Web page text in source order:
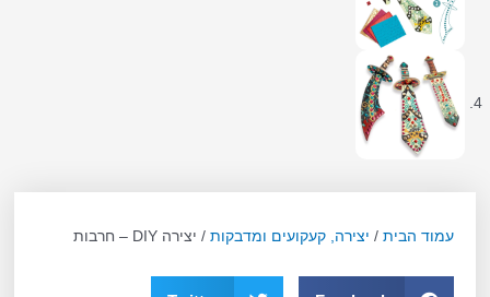
עמוד הבית / יצירה, קעקועים ומדבקות / יצירה DIY – חרבות